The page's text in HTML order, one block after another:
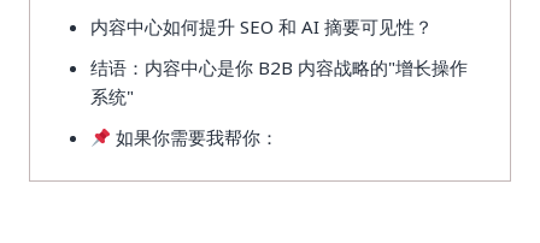
内容中心如何提升 SEO 和 AI 摘要可见性？
结语：内容中心是你 B2B 内容战略的"增长操作
系统"
如果你需要我帮你：